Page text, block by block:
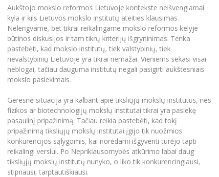
Estetinis ugdymas
Pramoginių šokių kolektyvas ,,Bolero”
Universiteto teatras
MRU pop vokalinis ansamblis (vadovas Artūras
Novikas)
MRU merginų choras
Dokumentai reglamentuojantys studijas
Neformaliuoju ir (ar) savišvietos būdu įgytų
kompetencijų vertinimas ir pripažinimas
Studijų organizavimas
Studentams
Erasmus+ mobilumas studijoms (SMS)
Erasmus+ mobilumas praktikoms (SMP)
Kitos galimybės
Darbuotojams
Partnerystės
Azijos centras
Frankofoniškų šalių studijų centras
Skaitmeniniai ženkliukai
Karjeros centras
Emocinė gerovė
Tarptautinių ekspertų tinklas
Atitikties mokslinių tyrimų etikai komitetas
Mokslo laboratorijos
Žmogaus, aplinkos ir technologijų (HET)
Doktorantūra
Projektai
Akademinė leidyba
Mokymų LAB
Reitingai
Universiteto garbės nariai
Veiklos dokumentai
Akademinė etika
Darbas MRU
Universiteto simbolika
Atributika
Naujienos
Žmogaus ir visuomenės studijų fakultetas
Viešojo valdymo ir verslo fakultetas
Sūduvos akademija
Pranešimai spaudai
Ekspertų sąrašas
Renginių kalendorius
Tinklalaidės
Bakalauro studijos
Vadovų MBA
Švietimo ir kultūros vadovų MPA
Teisės LL.M.
Papildomosios studijos
Pedagogų rengimas
Doktorantūros studijos
Aukštojo mokslo reformos Lietuvoje kontekste neišvengiamai
kyla ir kils Lietuvos mokslo institutų ateities klausimas.
Nelengvame, bet tikrai reikalingame mokslo reformos kelyje
būtinos diskusijos ir tam tikrų kriterijų išgryninimas. Tenka
pastebėti, kad mokslo institutų, tiek valstybinių, tiek
nevalstybinių Lietuvoje yra tikrai nemažai. Vieniems sekasi visai
neblogai, tačiau dauguma institutų negali pasigirti aukštesniais
mokslo pasiekimais.
Geresnė situacija yra kalbant apie tiksliųjų mokslų institutus, nes
fizikos ar biotechnologijų mokslų institutai tikrai yra pasiekę
pasaulinį pripažinimą. Tačiau reikia pastebėti, kad tokį
pripažinimą tiksliųjų mokslų institutai įgijo tik nuožmios
konkurencijos sąlygomis, kai norėdami išgyventi turėjo tapti
reikalingi verslui. Po Nepriklausomybės atkūrimo labai daug
tiksliųjų mokslų institutų nunyko, o liko tik konkurencingiausi,
stipriausi, tarptautiškiausi.